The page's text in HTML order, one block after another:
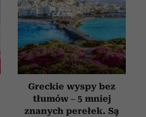
Greckie wyspy bez
tłumów – 5 mniej
znanych perełek. Są